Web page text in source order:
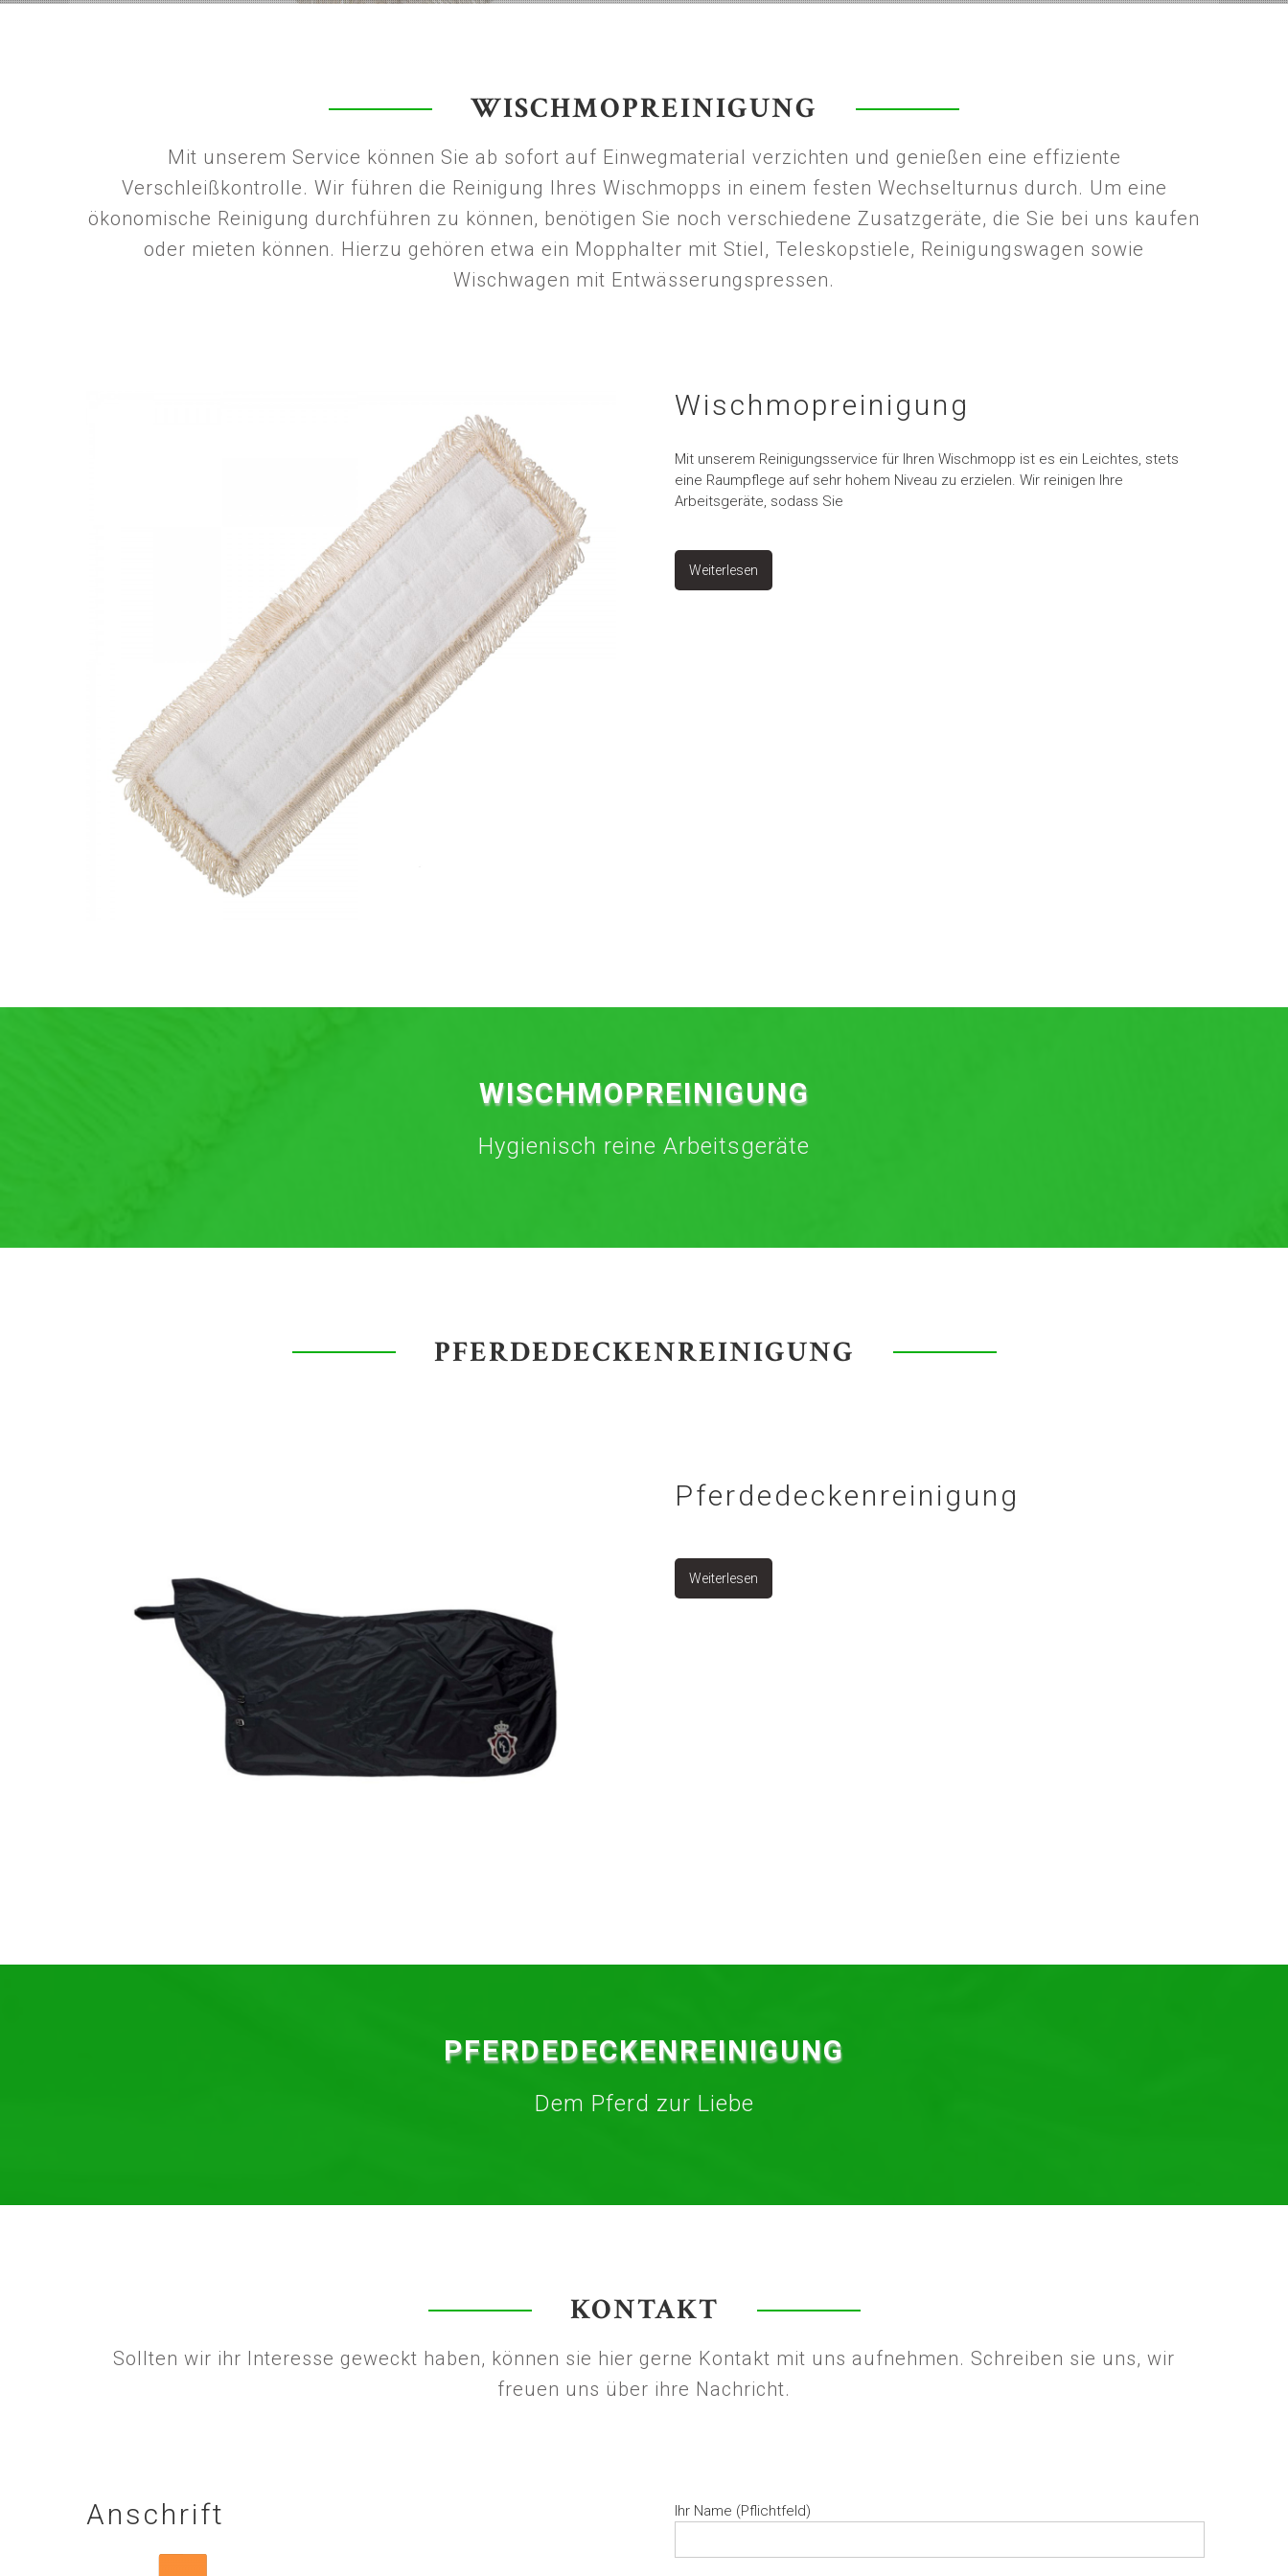
WISCHMOPREINIGUNG
Mit unserem Service können Sie ab sofort auf Einwegmaterial verzichten und genießen eine effiziente
Verschleißkontrolle. Wir führen die Reinigung Ihres Wischmopps in einem festen Wechselturnus durch. Um eine
ökonomische Reinigung durchführen zu können, benötigen Sie noch verschiedene Zusatzgeräte, die Sie bei uns kaufen
oder mieten können. Hierzu gehören etwa ein Mopphalter mit Stiel, Teleskopstiele, Reinigungswagen sowie
Wischwagen mit Entwässerungspressen.
Wischmopreinigung
Mit unserem Reinigungsservice für Ihren Wischmopp ist es ein Leichtes, stets
eine Raumpflege auf sehr hohem Niveau zu erzielen. Wir reinigen Ihre
Arbeitsgeräte, sodass Sie
Weiterlesen
WISCHMOPREINIGUNG
Hygienisch reine Arbeitsgeräte
PFERDEDECKENREINIGUNG
Pferdedeckenreinigung
Weiterlesen
PFERDEDECKENREINIGUNG
Dem Pferd zur Liebe
KONTAKT
Sollten wir ihr Interesse geweckt haben, können sie hier gerne Kontakt mit uns aufnehmen. Schreiben sie uns, wir
freuen uns über ihre Nachricht.
Anschrift Ihr Name (Pflichtfeld)